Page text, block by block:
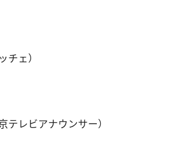
チェ）
テレビアナウンサー）